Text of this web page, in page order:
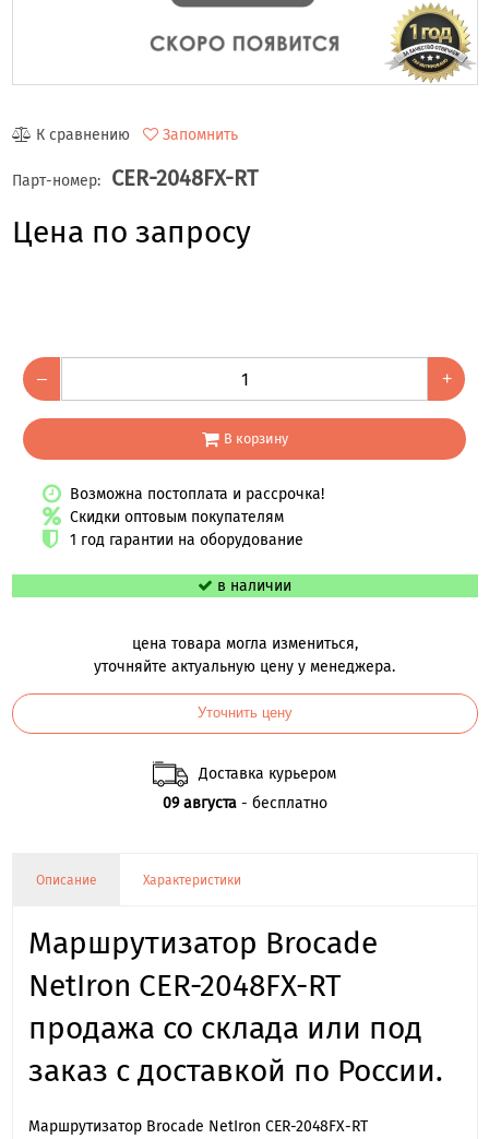
К сравнению Запомнить
Парт-номер: CER-2048FX-RT
Цена по запросу
– +
В корзину
Возможна постоплата и рассрочка!
Скидки оптовым покупателям
1 год гарантии на оборудование
в наличии
цена товара могла измениться,
уточняйте актуальную цену у менеджера.
Уточнить цену
Доставка курьером
09 августа- бесплатно
Описание Характеристики
Маршрутизатор Brocade
NetIron CER-2048FX-RT
продажа со склада или под
заказ с доставкой по России.
Маршрутизатор Brocade NetIron CER-2048FX-RT